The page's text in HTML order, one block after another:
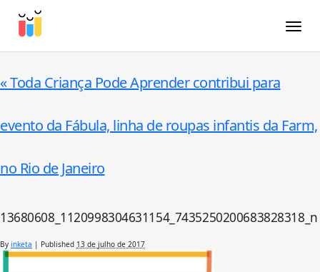
«Toda Criança Pode Aprender contribui para
evento da Fábula, linha de roupas infantis da Farm,
no Rio de Janeiro
13680608_1120998304631154_7435250200683828318_n
By inketa | Published 13 de julho de 2017